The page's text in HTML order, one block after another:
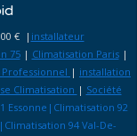
€ | installateur
75| Climatisation Paris|
| installation
Climatisation | Société
Essonne|Climatisation 92
94 Val-De-